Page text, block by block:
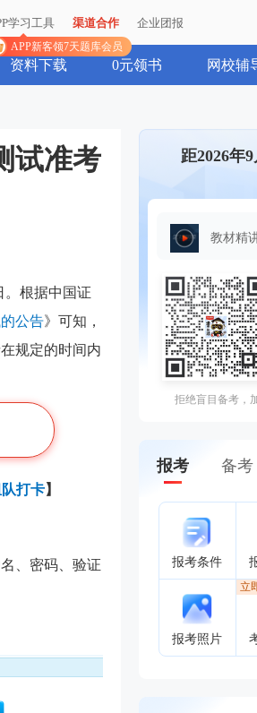
学习工具
APP新客领7天题库会员
渠道合作 企业团报
资料下载 0元领书 网校辅
试准考
。 根据中国证
公告》可知，
规定的时间内
打卡】
、密码、验证
距2026年
教材精
拒绝盲目备考，
报考 备考
报考条件
报考照片
立